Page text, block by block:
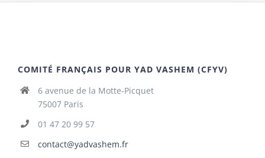
COMITÉ FRANÇAIS POUR YAD VASHEM (CFYV)
6 avenue de la Motte-Picquet
75007 Paris
01 47 20 99 57
contact@yadvashem.fr